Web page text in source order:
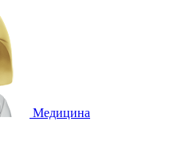
Медицина